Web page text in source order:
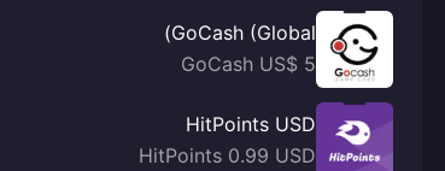
GoCash (Global)
GoCash US$ 5
HitPoints USD
HitPoints 0.99 USD